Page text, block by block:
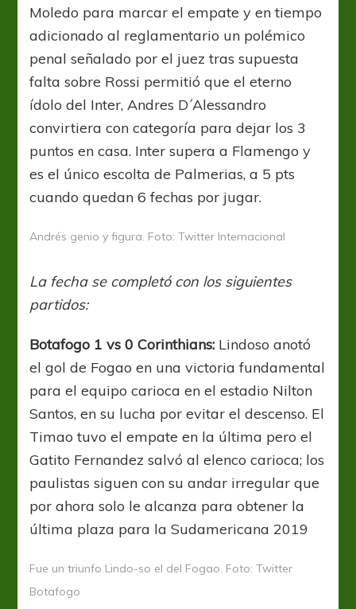
Moledo para marcar el empate y en tiempo
adicionado al reglamentario un polémico
penal señalado por el juez tras supuesta
falta sobre Rossi permitió que el eterno
ídolo del Inter, Andres D´Alessandro
convirtiera con categoría para dejar los 3
puntos en casa. Inter supera a Flamengo y
es el único escolta de Palmerias, a 5 pts
cuando quedan 6 fechas por jugar.
Andrés genio y figura. Foto: Twitter Internacional
La fecha se completó con los siguientes
partidos:
Botafogo 1 vs 0 Corinthians: Lindoso anotó
el gol de Fogao en una victoria fundamental
para el equipo carioca en el estadio Nilton
Santos, en su lucha por evitar el descenso. El
Timao tuvo el empate en la última pero el
Gatito Fernandez salvó al elenco carioca; los
paulistas siguen con su andar irregular que
por ahora solo le alcanza para obtener la
última plaza para la Sudamericana 2019
Fue un triunfo Lindo-so el del Fogao. Foto: Twitter
Botafogo